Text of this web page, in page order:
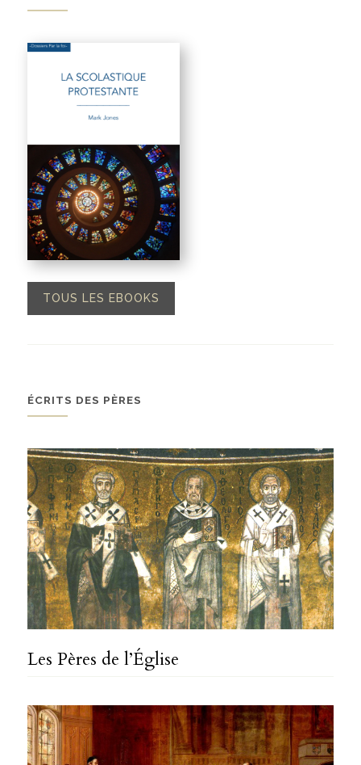
TOUS LES EBOOKS
ÉCRITS DES PÈRES
Les Pères de l’Église